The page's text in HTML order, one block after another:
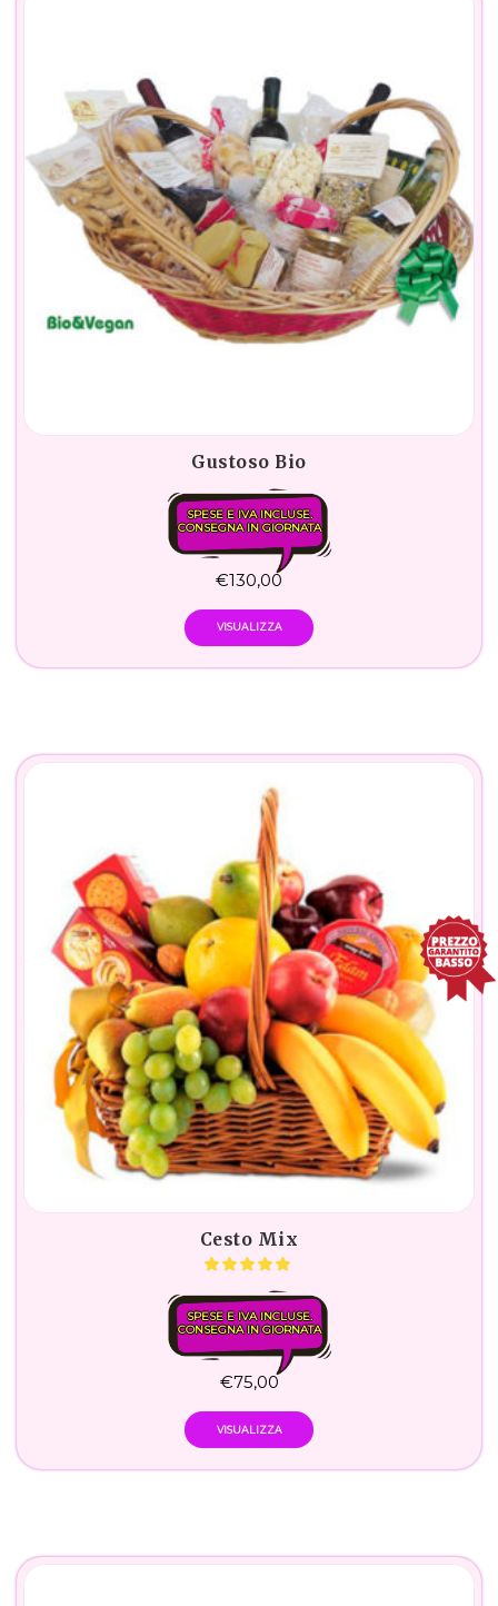
Gustoso Bio
SPESE E IVA INCLUSE.
CONSEGNA IN GIORNATA
€130,00
VISUALIZZA
Cesto Mix
SPESE E IVA INCLUSE.
CONSEGNA IN GIORNATA
€75,00
VISUALIZZA